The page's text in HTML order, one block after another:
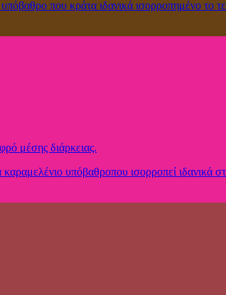
που κράτα ιδανικά ισορροπημένο το
μέσης διάρκειας.
υπόβαθροπου ισορροπεί ιδανικά